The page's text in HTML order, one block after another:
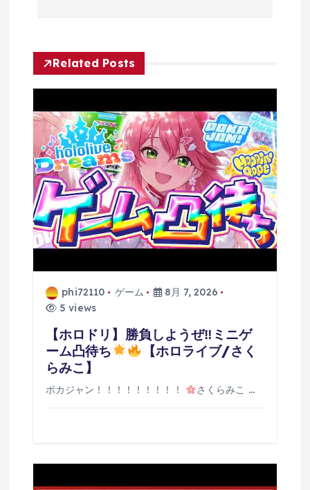
ゲ
ー
シ
ョ
ン
Related Posts
phi72110 ゲーム
8月 7, 2026
5 views
【ホロドリ】勝負しようぜ‼ミニゲ
ーム凸待ち
【ホロライブ/さく
らみこ】
ポカジャン！！！！！！！！！ さくらみこ …